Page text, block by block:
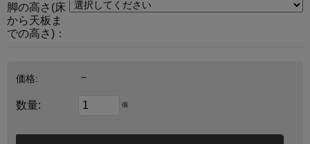
脚の高さ(床
から天板ま
での高さ)：
価格: －
数量: 個